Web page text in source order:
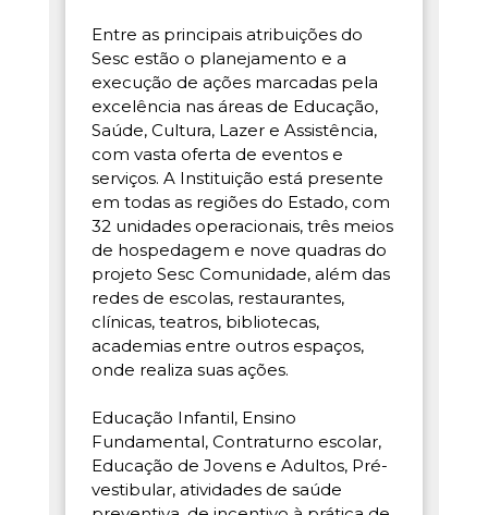
Entre as principais atribuições do
Sesc estão o planejamento e a
execução de ações marcadas pela
excelência nas áreas de Educação,
Saúde, Cultura, Lazer e Assistência,
com vasta oferta de eventos e
serviços. A Instituição está presente
em todas as regiões do Estado, com
32 unidades operacionais, três meios
de hospedagem e nove quadras do
projeto Sesc Comunidade, além das
redes de escolas, restaurantes,
clínicas, teatros, bibliotecas,
academias entre outros espaços,
onde realiza suas ações.
Educação Infantil, Ensino
Fundamental, Contraturno escolar,
Educação de Jovens e Adultos, Pré-
vestibular, atividades de saúde